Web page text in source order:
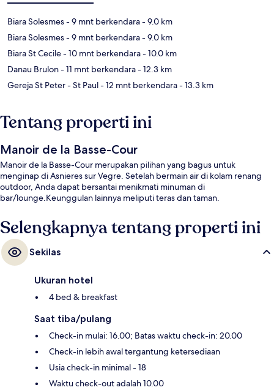
Biara Solesmes- 9 mnt berkendara- 9.0 km
Biara Solesmes- 9 mnt berkendara- 9.0 km
Biara St Cecile- 10 mnt berkendara- 10.0 km
Danau Brulon- 11 mnt berkendara- 12.3 km
Gereja St Peter - St Paul- 12 mnt berkendara- 13.3 km
Tentang properti ini
Manoir de la Basse-Cour
Manoir de la Basse-Cour merupakan pilihan yang bagus untuk
menginap di Asnieres sur Vegre. Setelah bermain air di kolam renang
outdoor, Anda dapat bersantai menikmati minuman di
bar/lounge.Keunggulan lainnya meliputi teras dan taman.
Selengkapnya tentang properti ini
Sekilas
Ukuran hotel
4 bed & breakfast
Saat tiba/pulang
Check-in mulai: 16.00; Batas waktu check-in: 20.00
Check-in lebih awal tergantung ketersediaan
Usia check-in minimal - 18
Waktu check-out adalah 10.00